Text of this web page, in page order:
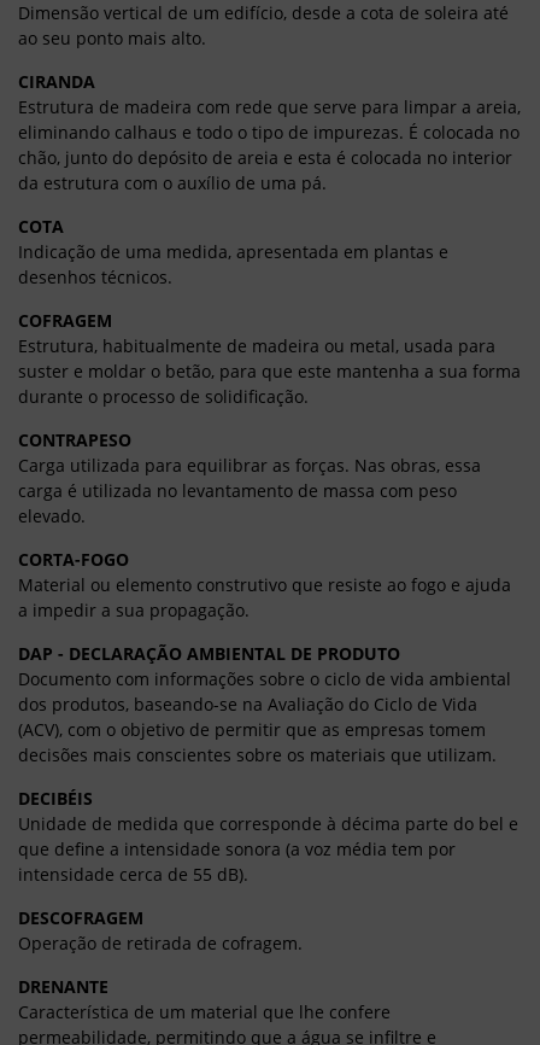
Dimensão vertical de um edifício, desde a cota de soleira até
ao seu ponto mais alto.
CIRANDA
Estrutura de madeira com rede que serve para limpar a areia,
eliminando calhaus e todo o tipo de impurezas. É colocada no
chão, junto do depósito de areia e esta é colocada no interior
da estrutura com o auxílio de uma pá.
COTA
Indicação de uma medida, apresentada em plantas e
desenhos técnicos.
COFRAGEM
Estrutura, habitualmente de madeira ou metal, usada para
suster e moldar o betão, para que este mantenha a sua forma
durante o processo de solidificação.
CONTRAPESO
Carga utilizada para equilibrar as forças. Nas obras, essa
carga é utilizada no levantamento de massa com peso
elevado.
CORTA-FOGO
Material ou elemento construtivo que resiste ao fogo e ajuda
a impedir a sua propagação.
DAP - DECLARAÇÃO AMBIENTAL DE PRODUTO
Documento com informações sobre o ciclo de vida ambiental
dos produtos, baseando-se na Avaliação do Ciclo de Vida
(ACV), com o objetivo de permitir que as empresas tomem
decisões mais conscientes sobre os materiais que utilizam.
DECIBÉIS
Unidade de medida que corresponde à décima parte do bel e
que define a intensidade sonora (a voz média tem por
intensidade cerca de 55 dB).
DESCOFRAGEM
Operação de retirada de cofragem.
DRENANTE
Característica de um material que lhe confere
permeabilidade, permitindo que a água se infiltre e